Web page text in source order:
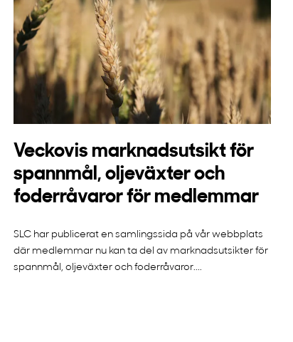
Veckovis marknadsutsikt för
spannmål, oljeväxter och
foderråvaror för medlemmar
SLC har publicerat en samlingssida på vår webbplats
där medlemmar nu kan ta del av marknadsutsikter för
spannmål, oljeväxter och foderråvaror....